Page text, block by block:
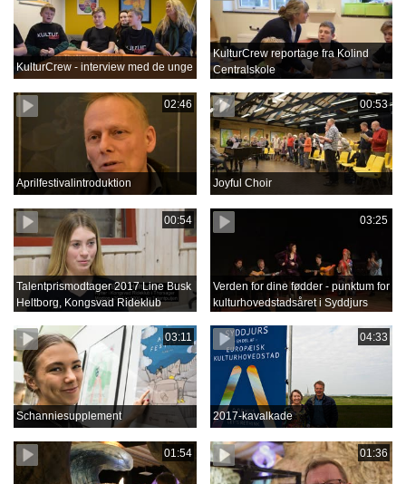
KulturCrew - interview med de unge
KulturCrew reportage fra Kolind
Centralskole
02:46
Aprilfestivalintroduktion
00:53
Joyful Choir
00:54
Talentprismodtager 2017 Line Busk
Heltborg, Kongsvad Rideklub
03:25
Verden for dine fødder - punktum for
kulturhovedstadsåret i Syddjurs
03:11
Schanniesupplement
04:33
2017-kavalkade
01:54 01:36